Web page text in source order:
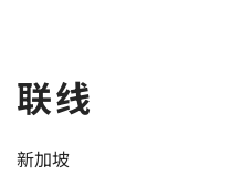
联线
新加坡